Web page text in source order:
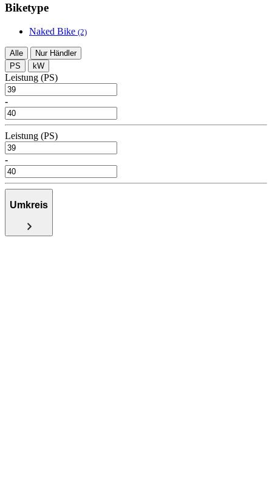
Biketype
Naked Bike (2)
Alle
Nur Händler
PS
kW
Leistung (PS)
-
Leistung (PS)
-
Umkreis